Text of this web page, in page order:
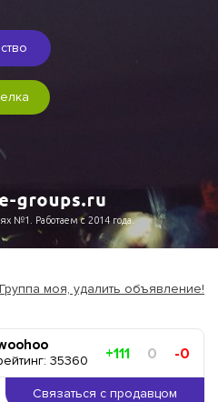
№1. Работаем с 2014 года.
Группа моя, удалить объявление!
35360 +111 0 -0
Связаться с продавцом